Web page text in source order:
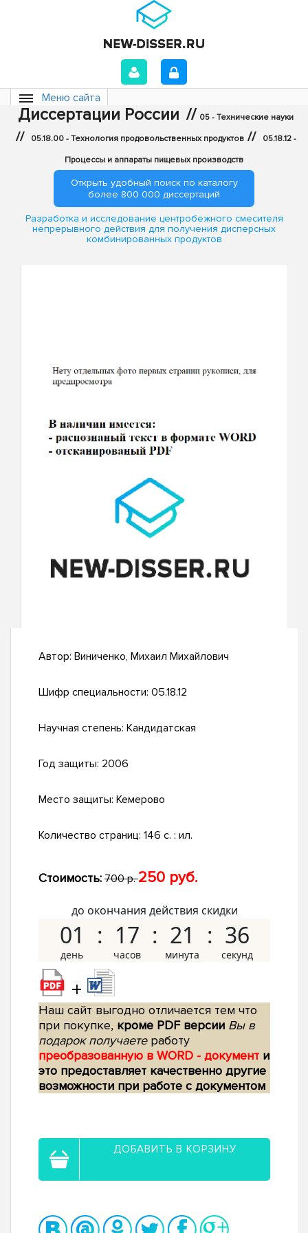
Меню сайта
Диссертации России // 05 - Технические науки
// 05.18.00 - Технология продовольственных продуктов // 05.18.12 -
Процессы и аппараты пищевых производств
Открыть удобный поиск по каталогу
более 800 000 диссертаций
Разработка и исследование центробежного смесителя
непрерывного действия для получения дисперсных
комбинированных продуктов
Автор: Виниченко, Михаил Михайлович
Шифр специальности: 05.18.12
Научная степень: Кандидатская
Год защиты: 2006
Место защиты: Кемерово
Количество страниц: 146 с. : ил.
Стоимость: 700 р.250 руб.
до окончания действия скидки
01 17 21 35
+
Наш сайт выгодно отличается тем что
при покупке, кроме PDF версии Вы в
подарок получаетеработу
преобразованную в WORD - документ и
это предоставляет качественно другие
возможности при работе с документом
ДОБАВИТЬ В КОРЗИНУ